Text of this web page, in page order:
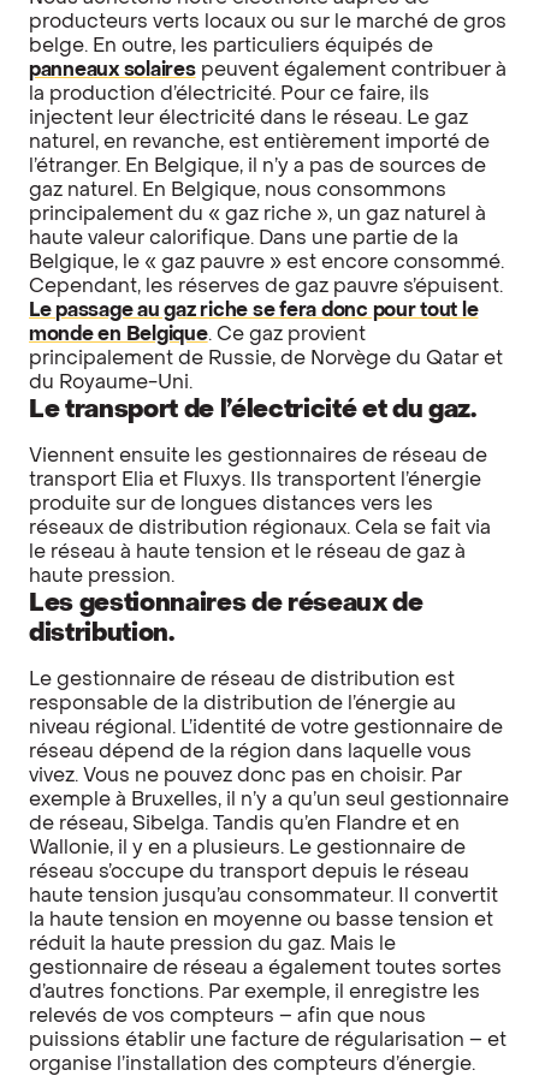
producteurs verts locaux ou sur le marché de gros
belge. En outre, les particuliers équipés de
panneaux solairespeuvent également contribuer à
la production d’électricité. Pour ce faire, ils
injectent leur électricité dans le réseau. Le gaz
naturel, en revanche, est entièrement importé de
l’étranger. En Belgique, il n’y a pas de sources de
gaz naturel. En Belgique, nous consommons
principalement du « gaz riche », un gaz naturel à
haute valeur calorifique. Dans une partie de la
Belgique, le « gaz pauvre » est encore consommé.
Cependant, les réserves de gaz pauvre s’épuisent.
Le passage au gaz riche se fera donc pour tout le
monde en Belgique. Ce gaz provient
principalement de Russie, de Norvège du Qatar et
du Royaume-Uni.
Le transport de l’électricité et du gaz.
Viennent ensuite les gestionnaires de réseau de
transport Elia et Fluxys. Ils transportent l’énergie
produite sur de longues distances vers les
réseaux de distribution régionaux. Cela se fait via
le réseau à haute tension et le réseau de gaz à
haute pression.
Les gestionnaires de réseaux de
distribution.
Le gestionnaire de réseau de distribution est
responsable de la distribution de l’énergie au
niveau régional. L’identité de votre gestionnaire de
réseau dépend de la région dans laquelle vous
vivez. Vous ne pouvez donc pas en choisir. Par
exemple à Bruxelles, il n’y a qu’un seul gestionnaire
de réseau, Sibelga. Tandis qu’en Flandre et en
Wallonie, il y en a plusieurs. Le gestionnaire de
réseau s’occupe du transport depuis le réseau
haute tension jusqu’au consommateur. Il convertit
la haute tension en moyenne ou basse tension et
réduit la haute pression du gaz. Mais le
gestionnaire de réseau a également toutes sortes
d’autres fonctions. Par exemple, il enregistre les
relevés de vos compteurs – afin que nous
puissions établir une facture de régularisation – et
organise l’installation des compteurs d’énergie.